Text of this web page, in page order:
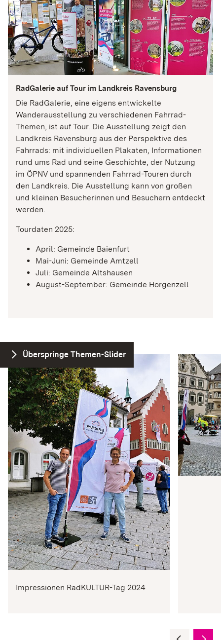
RadGalerie auf Tour im Landkreis Ravensburg
Die RadGalerie, eine eigens entwickelte
Wanderausstellung zu verschiedenen Fahrrad-
Themen, ist auf Tour. Die Ausstellung zeigt den
Landkreis Ravensburg aus der Perspektive des
Fahrrads: mit individuellen Plakaten, Informationen
rund ums Rad und seine Geschichte, der Nutzung
im ÖPNV und spannenden Fahrrad-Touren durch
den Landkreis. Die Ausstellung kann von großen
und kleinen Besucherinnen und Besuchern entdeckt
werden.
Tourdaten 2025:
April: Gemeinde Baienfurt
Mai-Juni: Gemeinde Amtzell
Juli: Gemeinde Altshausen
August-September: Gemeinde Horgenzell
Überspringe Themen-Slider
Impressionen RadKULTUR-Tag 2024